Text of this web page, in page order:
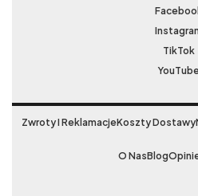
TikTok
Zwroty I ReklamacjeKoszty Dostawy
O NasBlog